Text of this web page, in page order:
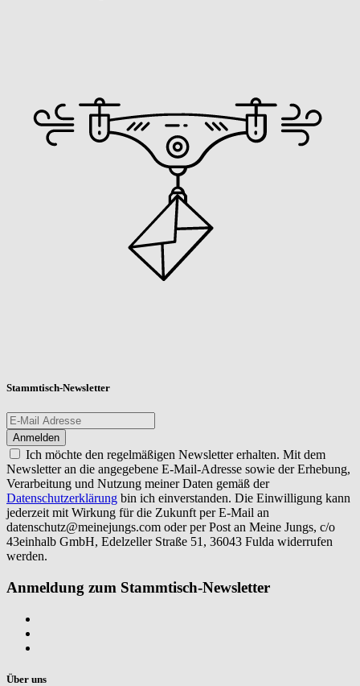
Stammtisch-Newsletter
Ich möchte den regelmäßigen Newsletter erhalten. Mit dem
Newsletter an die angegebene E-Mail-Adresse sowie der Erhebung,
Verarbeitung und Nutzung meiner Daten gemäß der
Datenschutzerklärung bin ich einverstanden. Die Einwilligung kann
jederzeit mit Wirkung für die Zukunft per E-Mail an
datenschutz@meinejungs.com oder per Post an Meine Jungs, c/o
43einhalb GmbH, Edelzeller Straße 51, 36043 Fulda widerrufen
werden.
Anmeldung zum Stammtisch-Newsletter
Über uns